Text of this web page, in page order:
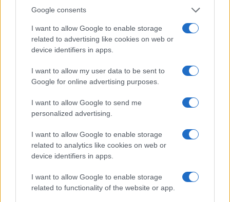
Google consents
I want to allow Google to enable storage
related to advertising like cookies on web or
device identifiers in apps.
I want to allow my user data to be sent to
Google for online advertising purposes.
I want to allow Google to send me
personalized advertising.
I want to allow Google to enable storage
related to analytics like cookies on web or
device identifiers in apps.
I want to allow Google to enable storage
related to functionality of the website or app.
Limited Edition Nincs
N/A = Nincs adat. Legutóbbi frissítés: 2026-07-13 19:00:00
Új és Használt GSM kiemelt ajánlatok
Apple iPhone Air